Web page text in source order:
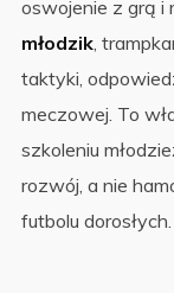
oswojenie z grą i
młodzik,
taktyki,
meczowej. To
szkoleniu
rozwój, a nie
futbolu dorosłych.